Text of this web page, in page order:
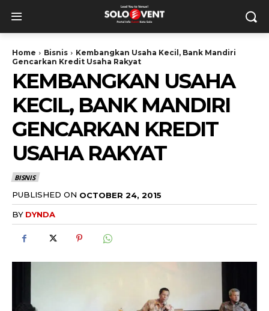
Home Bisnis
Kembangkan Usaha Kecil, Bank Mandiri
Gencarkan Kredit Usaha Rakyat
KEMBANGKAN USAHA
KECIL, BANK MANDIRI
GENCARKAN KREDIT
USAHA RAKYAT
BISNIS
PUBLISHED ON OCTOBER 24, 2015
BY DYNDA